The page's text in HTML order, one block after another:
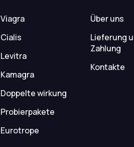
Viagra
Cialis
Levitra
Kamagra
Doppelte wirkung
Probierpakete
Eurotrope
Über uns
Lieferung
Zahlung
Kontakte